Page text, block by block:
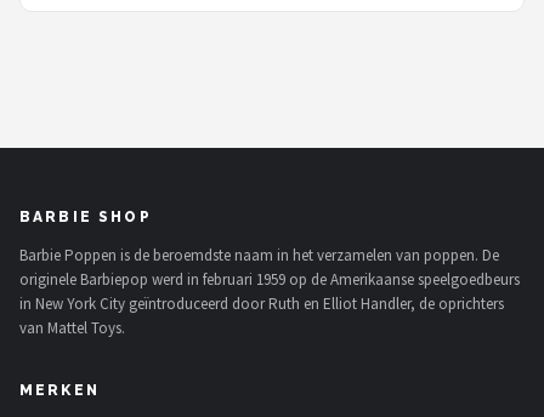
BARBIE SHOP
Barbie Poppen is de beroemdste naam in het verzamelen van poppen. De
originele Barbiepop werd in februari 1959 op de Amerikaanse speelgoedbeurs
in New York City geïntroduceerd door Ruth en Elliot Handler, de oprichters
van Mattel Toys.
MERKEN